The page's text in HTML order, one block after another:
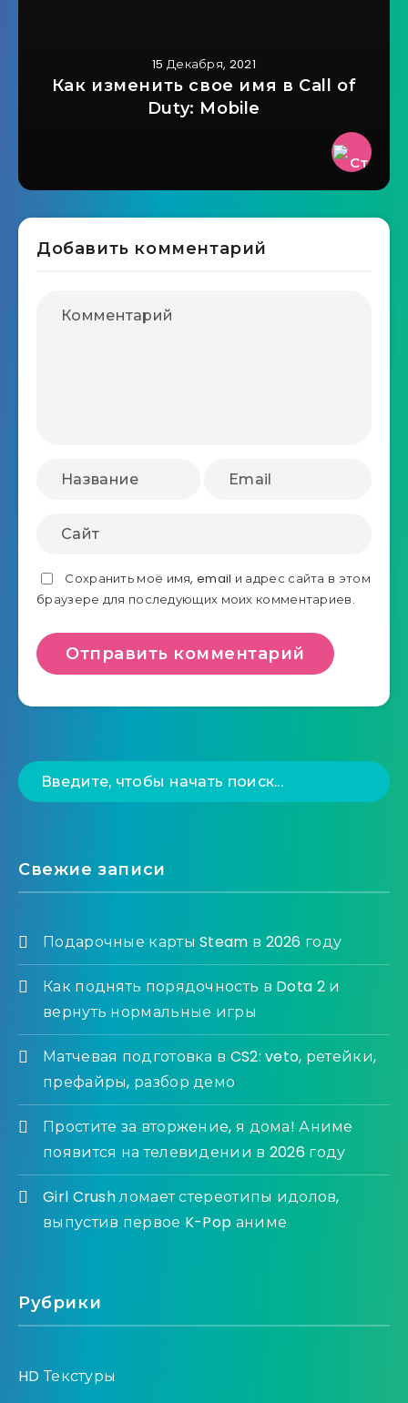
15 Декабря, 2021
Как изменить свое имя в Call of
Duty: Mobile
Добавить комментарий
Сохранить моё имя, email и адрес сайта в этом
браузере для последующих моих комментариев.
Свежие записи
Подарочные карты Steam в 2026 году
Как поднять порядочность в Dota 2 и
вернуть нормальные игры
Матчевая подготовка в CS2: veto, ретейки,
префайры, разбор демо
Простите за вторжение, я дома! Аниме
появится на телевидении в 2026 году
Girl Crush ломает стереотипы идолов,
выпустив первое K-Pop аниме
Рубрики
HD Текстуры